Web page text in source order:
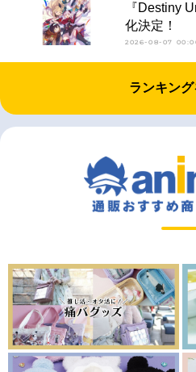
『Destiny
化決定！
2026-08-07
ランキン